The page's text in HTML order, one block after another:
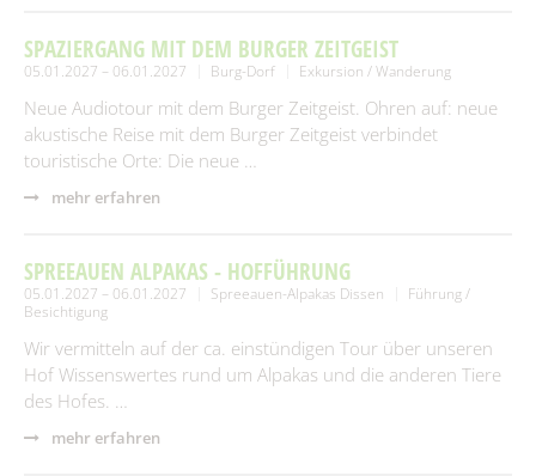
SPAZIERGANG MIT DEM BURGER ZEITGEIST
05.01.2027 – 06.01.2027 Burg-Dorf Exkursion / Wanderung
Neue Audiotour mit dem Burger Zeitgeist. Ohren auf: neue
akustische Reise mit dem Burger Zeitgeist verbindet
touristische Orte: Die neue …
mehr erfahren
SPREEAUEN ALPAKAS - HOFFÜHRUNG
05.01.2027 – 06.01.2027 Spreeauen-Alpakas Dissen
Führung /
Besichtigung
Wir vermitteln auf der ca. einstündigen Tour über unseren
Hof Wissenswertes rund um Alpakas und die anderen Tiere
des Hofes. …
mehr erfahren